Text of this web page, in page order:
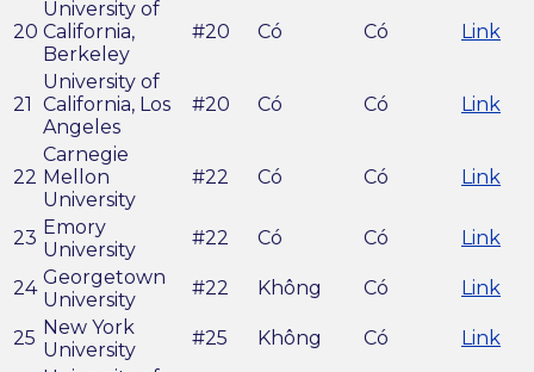
20
University of
California,
Berkeley
#20 Có Có Link
21
University of
California, Los
Angeles
#20 Có Có Link
22
Carnegie
Mellon
University
#22 Có Có Link
23 Emory
University
#22 Có Có Link
24 Georgetown
University
#22 Không Có Link
25 New York
University
#25 Không Có Link